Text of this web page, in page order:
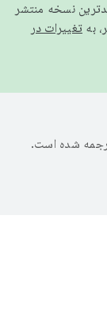
نسخه منتشر
تغییرات در
شده است.